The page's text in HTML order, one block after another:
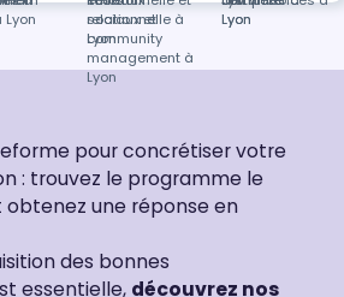
relationnelle à
Lyon
Lyon
sociaux et
community
management à
Lyon
Lyon
pour concrétiser votre
: trouvez le programme le
une réponse en
des bonnes
essentielle, découvrez nos